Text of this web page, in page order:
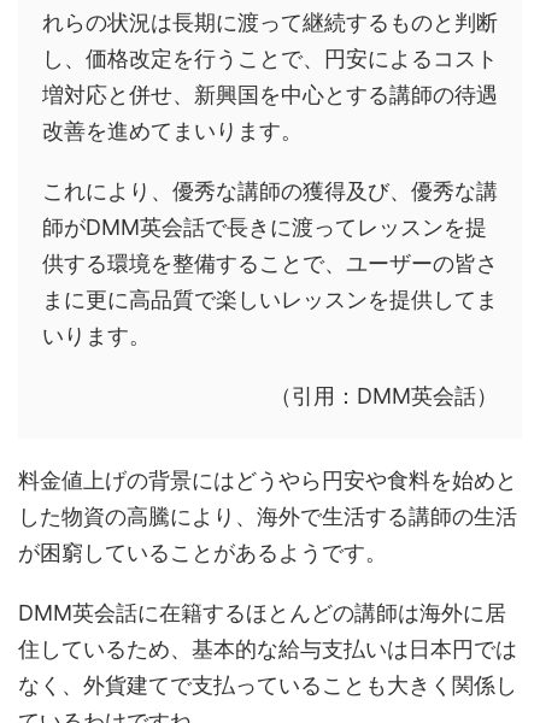
れらの状況は長期に渡って継続するものと判断
し、価格改定を行うことで、円安によるコスト
増対応と併せ、新興国を中心とする講師の待遇
改善を進めてまいります。
これにより、優秀な講師の獲得及び、優秀な講
師がDMM英会話で長きに渡ってレッスンを提
供する環境を整備することで、ユーザーの皆さ
まに更に高品質で楽しいレッスンを提供してま
いります。
（引用：DMM英会話）
料金値上げの背景にはどうやら円安や食料を始めと
した物資の高騰により、海外で生活する講師の生活
が困窮していることがあるようです。
DMM英会話に在籍するほとんどの講師は海外に居
住しているため、基本的な給与支払いは日本円では
なく、外貨建てで支払っていることも大きく関係し